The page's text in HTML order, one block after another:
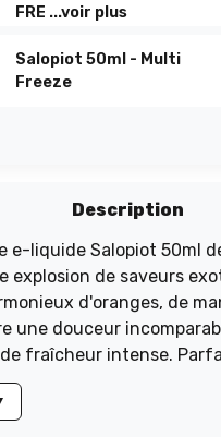
FRE ...voir plus
Salopiot 50ml - Multi
Freeze
Description
e-liquide Salopiot 50ml
explosion de saveurs
d'oranges, de
une douceur
fraîcheur intense.
sensations
de vous séduire.